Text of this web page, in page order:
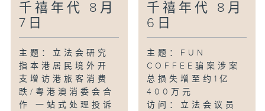
千禧年代 8月
7日
主题：立法会研究
指本港居民境外开
支增访港旅客消费
跌/粤港澳消委会合
作 一站式处理投诉
千禧年代 8月
6日
主题：FUN
COFFEE骗案涉案
总损失增至约1亿
400万元
访问：立法会议员